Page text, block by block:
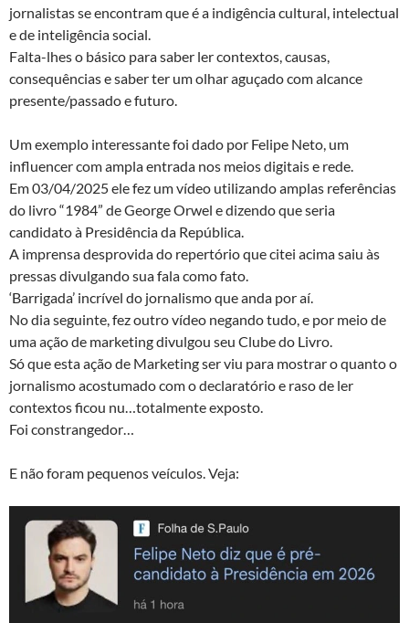
jornalistas se encontram que é a indigência cultural, intelectual
e de inteligência social.
Falta-lhes o básico para saber ler contextos, causas,
consequências e saber ter um olhar aguçado com alcance
presente/passado e futuro.
Um exemplo interessante foi dado por Felipe Neto, um
influencer com ampla entrada nos meios digitais e rede.
Em 03/04/2025 ele fez um vídeo utilizando amplas referências
do livro “1984” de George Orwel e dizendo que seria
candidato à Presidência da República.
A imprensa desprovida do repertório que citei acima saiu às
pressas divulgando sua fala como fato.
‘Barrigada’ incrível do jornalismo que anda por aí.
No dia seguinte, fez outro vídeo negando tudo, e por meio de
uma ação de marketing divulgou seu Clube do Livro.
Só que esta ação de Marketing ser viu para mostrar o quanto o
jornalismo acostumado com o declaratório e raso de ler
contextos ficou nu…totalmente exposto.
Foi constrangedor…
E não foram pequenos veículos. Veja: